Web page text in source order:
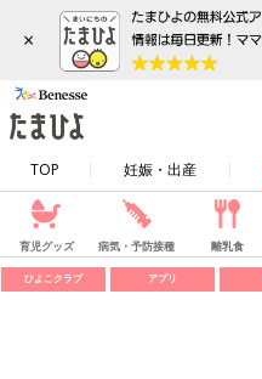
×
TOP 妊娠・出産
育児グッズ 病気・予防接種 離乳食
ひよこクラブ アプリ